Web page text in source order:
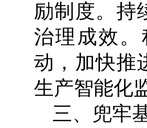
励制度。持
治理成效
动，加快推
生产智能化
三、兜牢